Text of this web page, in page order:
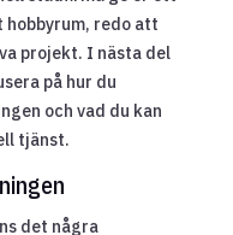
redo att
projekt. I nästa del
på hur du
och vad du kan
tjänst.
det några